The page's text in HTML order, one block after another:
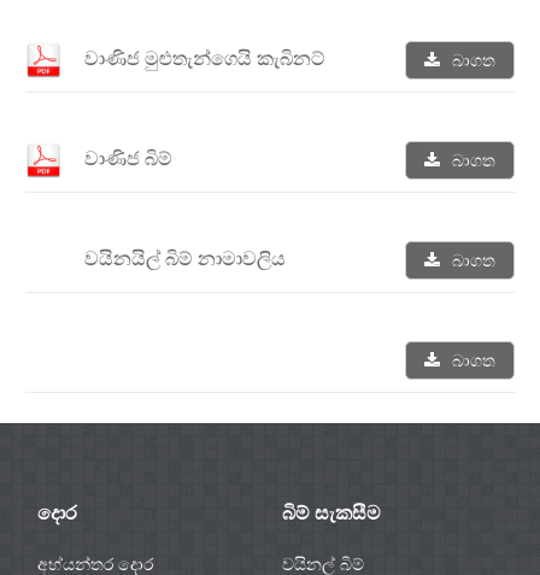
වාණිජ මුළුතැන්ගෙයි කැබිනට් බාගත
වාණිජ බිම් බාගත
වයිනයිල් බිම් නාමාවලිය බාගත
බාගත
දොර
අභ්යන්තර දොර
බිම් සැකසීම
වයිනල් බිම්